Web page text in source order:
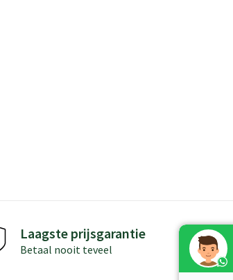
Laagste prijsgarantie
Betaal nooit teveel